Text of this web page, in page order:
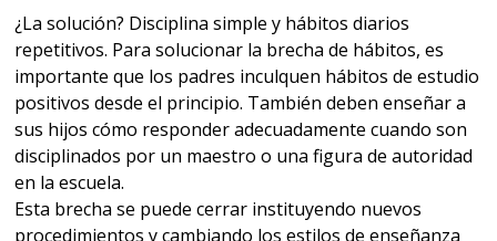
¿La solución? Disciplina simple y hábitos diarios
repetitivos. Para solucionar la brecha de hábitos, es
importante que los padres inculquen hábitos de estudio
positivos desde el principio. También deben enseñar a
sus hijos cómo responder adecuadamente cuando son
disciplinados por un maestro o una figura de autoridad
en la escuela.
Esta brecha se puede cerrar instituyendo nuevos
procedimientos y cambiando los estilos de enseñanza